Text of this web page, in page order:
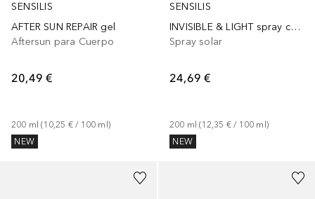
SENSILIS
AFTER SUN REPAIR gel
Aftersun para Cuerpo
20,49 €
200 ml (10,25 € / 100 ml )
NEW
SENSILIS
INVISIBLE & LIGHT spray corporal SPF50+
Spray solar
24,69 €
200 ml (12,35 € / 100 ml )
NEW